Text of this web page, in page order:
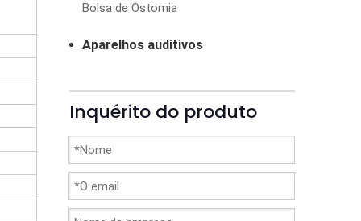
Bolsa de Ostomia
Aparelhos auditivos
Inquérito do produto